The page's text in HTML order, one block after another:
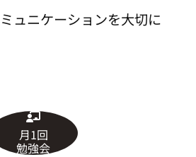
ュニケーションを大切に
月1回
勉強会